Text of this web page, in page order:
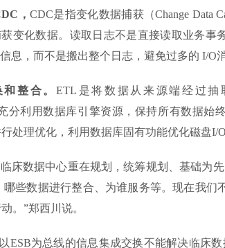
，CDC是指变化数据捕获（Change Data
变化数据。读取日志不是直接读取业务事
息，而不是搬出整个日志，避免过多的 I/O消
整合。 ETL是将数据从来源端经过抽
分利用数据库引擎资源，保持所有数据始
处理优化，利用数据库固有功能优化磁盘I/O
床数据中心重在规划，统筹规划、基础为
些数据进行整合、为谁服务等。现在我们
。”郑西川说。
ESB为总线的信息集成交换不能解决临床